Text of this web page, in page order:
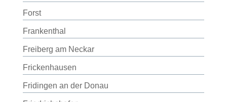
Forst
Frankenthal
Freiberg am Neckar
Frickenhausen
Fridingen an der Donau